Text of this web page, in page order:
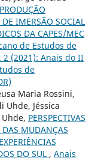
IMERSÃO SOCIAL
DA CAPES/MEC
de Estudos de
2 (2021): Anais do II
de
Maria Rossini,
Uhde, Jéssica
PERSPECTIVAS
MUDANÇAS
DO SUL , Anais